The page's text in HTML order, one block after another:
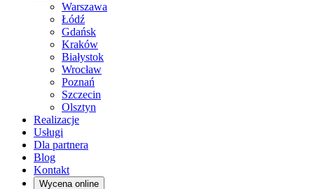
O nas
Warszawa
Łódź
Gdańsk
Kraków
Białystok
Wrocław
Poznań
Szczecin
Olsztyn
Realizacje
Usługi
Dla partnera
Blog
Kontakt